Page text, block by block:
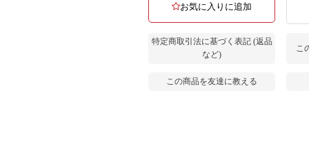
お気に入りに追加
特定商取引法に基づく表記 (返品
など)
こ
この商品を友達に教える